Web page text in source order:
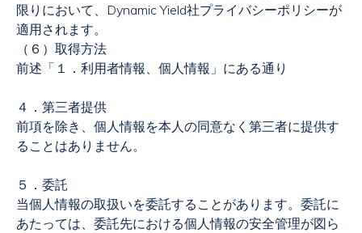
限りにおいて、 Dynamic Yield社プライバシーポリシーが
適用されます。
（６）取得方法
前述「１．利用者情報、個人情報」にある通り
４．第三者提供
前項を除き、個人情報を本人の同意なく第三者に提供す
ることはありません。
５．委託
当個人情報の取扱いを委託することがあります。委託に
あたっては、委託先における個人情報の安全管理が図ら